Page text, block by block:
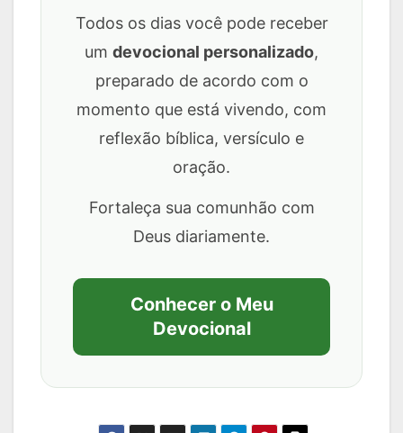
Todos os dias você pode receber
um devocional personalizado,
preparado de acordo com o
momento que está vivendo, com
reflexão bíblica, versículo e
oração.
Fortaleça sua comunhão com
Deus diariamente.
Conhecer o Meu
Devocional